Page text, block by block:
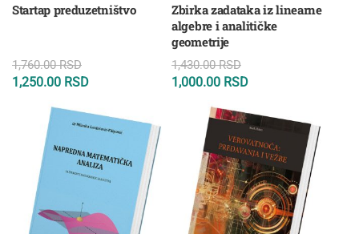
Startap preduzetništvo
1,760.00RSD
1,250.00 RSD
Zbirka zadataka iz linearne
algebre i analitičke
geometrije
1,430.00RSD
1,000.00 RSD